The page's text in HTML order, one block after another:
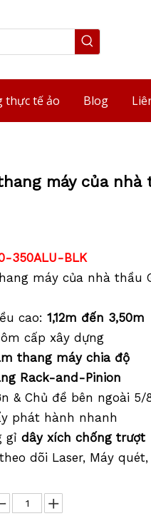
thực tế ảo Blog
máy của nhà
350ALU-BLK
máy của nhà thầu
cao: 1,12m đến 3,50m
cấp xây dựng
thang máy chia độ
Rack-and-Pinion
& Chủ đề bên ngoài 5/
phát hành nhanh
gỉ dây xích chống trượt
dõi Laser, Máy